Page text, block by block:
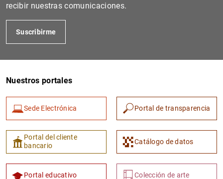
recibir nuestras comunicaciones.
Suscribirme
Nuestros portales
Sede Electrónica Portal de transparencia
Portal del cliente
bancario
Catálogo de datos
Portal educativo Colección de arte